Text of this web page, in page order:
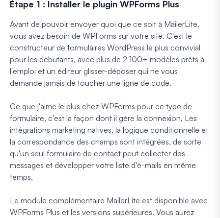
Étape 1 : Installer le plugin WPForms Plus
Avant de pouvoir envoyer quoi que ce soit à MailerLite,
vous avez besoin de WPForms sur votre site. C'est le
constructeur de formulaires WordPress le plus convivial
pour les débutants, avec plus de 2 100+ modèles prêts à
l'emploi et un éditeur glisser-déposer qui ne vous
demande jamais de toucher une ligne de code.
Ce que j'aime le plus chez WPForms pour ce type de
formulaire, c'est la façon dont il gère la connexion. Les
intégrations marketing natives, la logique conditionnelle et
la correspondance des champs sont intégrées, de sorte
qu'un seul formulaire de contact peut collecter des
messages et développer votre liste d'e-mails en même
temps.
Le module complémentaire MailerLite est disponible avec
WPForms Plus et les versions supérieures. Vous aurez